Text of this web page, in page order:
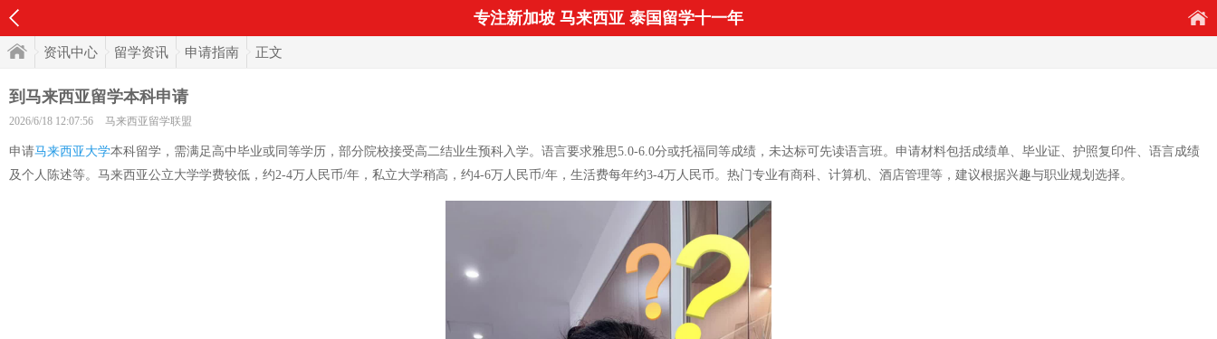
专注新加坡 马来西亚 泰国留学十一年
资讯中心 留学资讯 申请指南 正文
到马来西亚留学本科申请
2026/6/18 12:07:56 马来西亚留学联盟
申请马来西亚大学本科留学，需满足高中毕业或同等学历，部分院校接受高二结业生预科入学。语言要求雅思5.0-6.0分或托福同等成绩，未达标可先读语言班。申请材料包括成绩单、毕业证、护照复印件、语言成绩
及个人陈述等。马来西亚公立大学学费较低，约2-4万人民币/年，私立大学稍高，约4-6万人民币/年，生活费每年约3-4万人民币。热门专业有商科、计算机、酒店管理等，建议根据兴趣与职业规划选择。